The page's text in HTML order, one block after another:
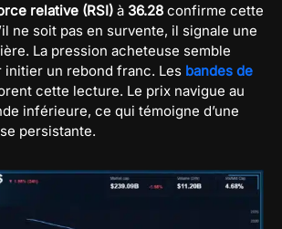
relative (RSI) à 36.28 confirme cette
ne soit pas en survente, il signale une
La pression acheteuse semble
initier un rebond franc. Les bandes de
cette lecture. Le prix navigue au
inférieure, ce qui témoigne d’une
persistante.